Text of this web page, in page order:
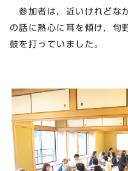
参加者は，近いけれどな
の話に熱心に耳を傾け，旬
鼓を打っていました。